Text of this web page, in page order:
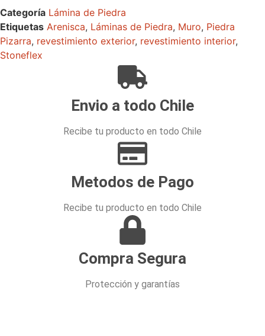
Categoría Lámina de Piedra
Etiquetas Arenisca, Láminas de Piedra, Muro, Piedra
Pizarra, revestimiento exterior, revestimiento interior,
Stoneflex
Envio a todo Chile
Recibe tu producto en todo Chile
Metodos de Pago
Recibe tu producto en todo Chile
Compra Segura
Protección y garantías